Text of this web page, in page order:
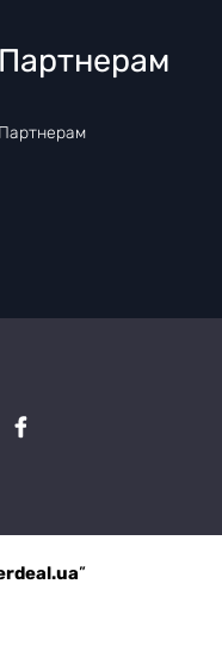
Партнерам
Партнерам
”